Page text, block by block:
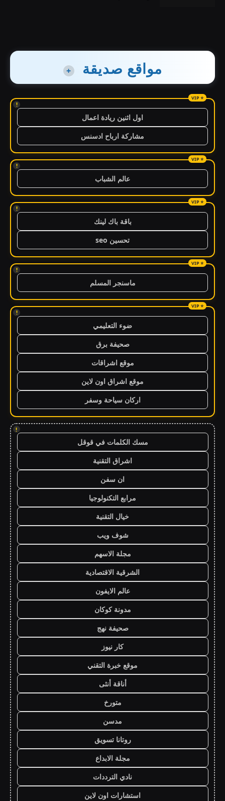
مواقع صديقة +
!
اول اثنين ريادة اعمال
مشاركة ارباح ادسنس
!
عالم الشباب
!
باقة باك لينك
تحسين seo
!
ماسنجر المسلم
!
ضوء التعليمي
صحيفة برق
موقع اشراقات
موقع اشراق اون لاين
اركان سياحة وسفر
!
مسك الكلمات في قوقل
اشراق التقنية
ان سفن
مرابع التكنولوجيا
خيال التقنية
شوف ويب
مجلة الاسهم
الشرقية الاقتصادية
عالم الايفون
مدونة كوكان
صحيفة نهج
كار نيوز
موقع خبرة التقني
أناقة أنثى
متورخ
مدسن
روتانا تسويق
مجلة الابداع
نادي الترددات
استشارات اون لاين